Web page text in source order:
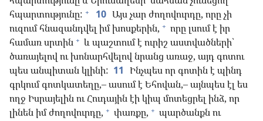
հպարտությունը: + 10 Այս չար ժողովուրդը, որը չի
ուզում հնազանդվել իմ խոսքերին, + որը լսում է իր
համառ սրտին + և պաշտում է ուրիշ աստվածների՝
ծառայելով ու խոնարհվելով նրանց առաջ, այդ գոտու
պես անպիտան կլինի: 11 Ինչպես որ գոտին է պինդ
գրկում գոտկատեղը,– ասում է Եհովան,– այնպես էլ ես
ողջ Իսրայելին ու Հուդային էի կիպ մոտեցրել ինձ, որ
լինեն իմ ժողովուրդը, + փառքը, + պարծանքն ու